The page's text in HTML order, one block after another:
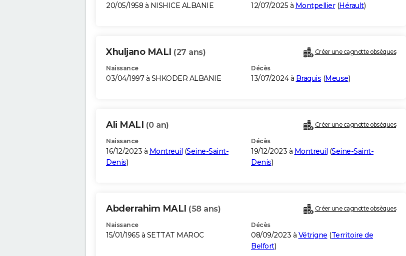
20/05/1958 à NISHICE ALBANIE 12/07/2025 à Montpellier(Hérault)
Xhuljano MALI (27 ans) Créer une cagnotte obsèques
Naissance
03/04/1997 à SHKODER ALBANIE
Décès
13/07/2024 à Braquis (Meuse)
Ali MALI (0 an) Créer une cagnotte obsèques
Naissance
16/12/2023 à Montreuil (Seine-Saint-
Denis)
Décès
19/12/2023 à Montreuil (Seine-Saint-
Denis)
Abderrahim MALI (58 ans) Créer une cagnotte obsèques
Naissance
15/01/1965 à SETTAT MAROC
Décès
08/09/2023 à Vétrigne (Territoire de
Belfort)